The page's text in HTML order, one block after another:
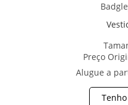
Preço
Alugue a